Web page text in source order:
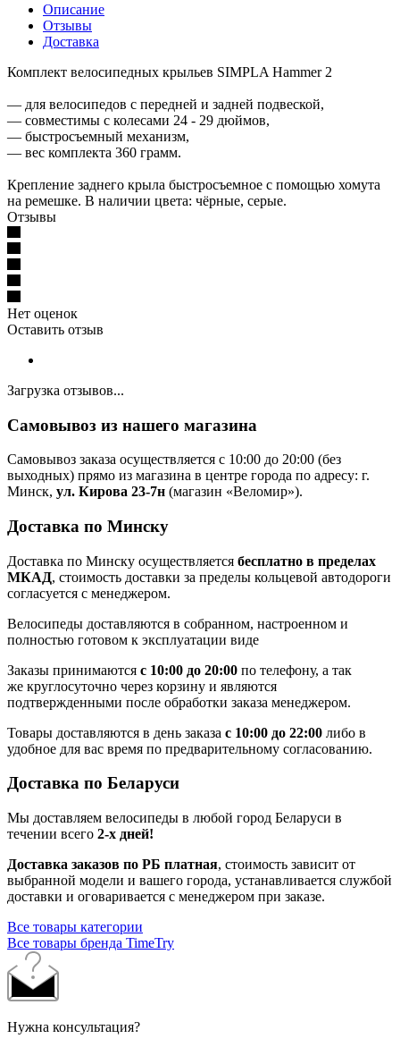
Описание
Отзывы
Доставка
Комплект велосипедных крыльев SIMPLA Hammer 2
— для велосипедов с передней и задней подвеской,
— совместимы с колесами 24 - 29 дюймов,
— быстросъемный механизм,
— вес комплекта 360 грамм.
Крепление заднего крыла быстросъемное с помощью хомута
на ремешке. В наличии цвета: чёрные, серые.
Отзывы
Нет оценок
Оставить отзыв
Загрузка отзывов...
Самовывоз из нашего магазина
Самовывоз заказа осуществляется с 10:00 до 20:00 (без
выходных) прямо из магазина в центре города по адресу: г.
Минск, ул. Кирова 23-7н (магазин «Веломир»).
Доставка по Минску
Доставка по Минску осуществляется бесплатно в пределах
МКАД, стоимость доставки за пределы кольцевой автодороги
согласуется с менеджером.
Велосипеды доставляются в собранном, настроенном и
полностью готовом к эксплуатации виде
Заказы принимаются с 10:00 до 20:00 по телефону, а так
же круглосуточно через корзину и являются
подтвержденными после обработки заказа менеджером.
Товары доставляются в день заказа с 10:00 до 22:00 либо в
удобное для вас время по предварительному согласованию.
Доставка по Беларуси
Мы доставляем велосипеды в любой город Беларуси в
течении всего 2-х дней!
Доставка заказов по РБ платная, стоимость зависит от
выбранной модели и вашего города, устанавливается службой
доставки и оговаривается с менеджером при заказе.
Все товары категории
Все товары бренда TimeTry
Нужна консультация?